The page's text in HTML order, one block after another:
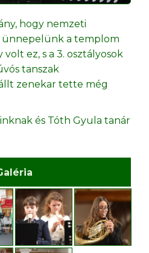
hogy nemzeti
a templom
ez, s a 3. osztályosok
tanszak
zenekar tette még
és Tóth Gyula tanár